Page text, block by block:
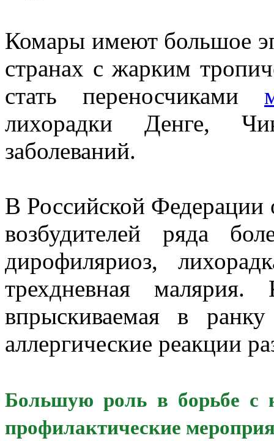
Комары имеют большое
странах с жарким
стать переносчиками
лихорадки Денге,
заболеваний.
В Российской Федерации
возбудителей ряда
дирофиляриоз,
трехдневная
впрыскиваемая в
аллергические реакции
Большую роль в борьбе с
профилактические